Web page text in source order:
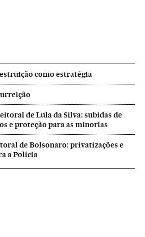
como estratégia
de Lula da Silva: subidas de
e proteção para as minorias
de Bolsonaro: privatizações e
a Polícia